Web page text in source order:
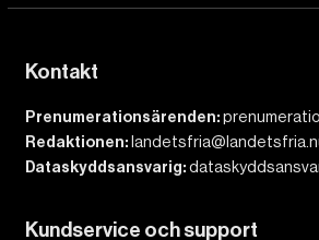
Kontakt
Prenumerationsärenden:
Redaktionen:
Dataskyddsansvarig:
Kundservice och support